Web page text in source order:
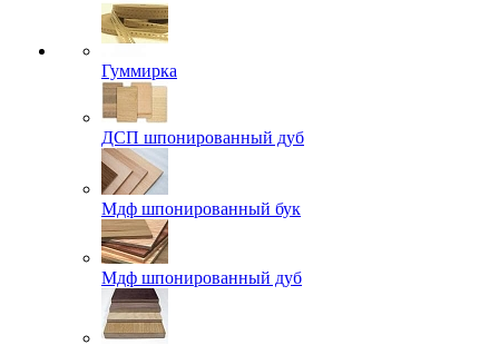
Гуммирка
ДСП шпонированный дуб
Мдф шпонированный бук
Мдф шпонированный дуб